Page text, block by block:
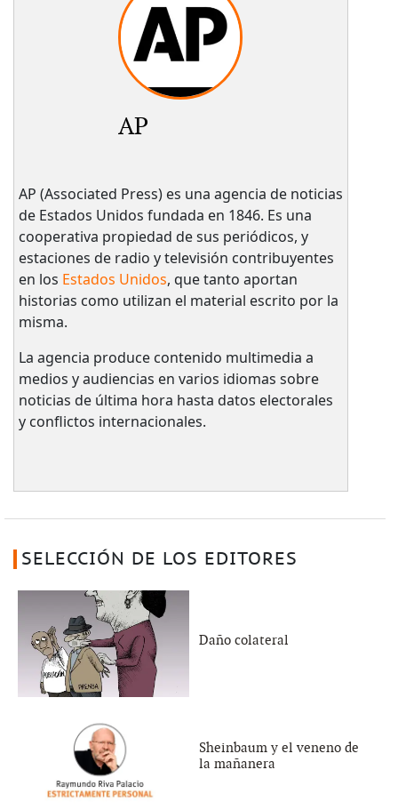
AP
AP (Associated Press) es una agencia de noticias
de Estados Unidos fundada en 1846. Es una
cooperativa propiedad de sus periódicos, y
estaciones de radio y televisión contribuyentes
en los Estados Unidos, que tanto aportan
historias como utilizan el material escrito por la
misma.
La agencia produce contenido multimedia a
medios y audiencias en varios idiomas sobre
noticias de última hora hasta datos electorales
y conflictos internacionales.
SELECCIÓN DE LOS EDITORES
Daño colateral
Sheinbaum y el veneno de
la mañanera